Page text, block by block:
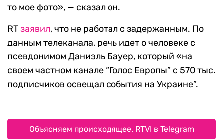
то мое фото», — сказал он.
RTзаявил, что не работал с задержанным. По
данным телеканала, речь идет о человеке с
псевдонимом Даниэль Бауер, который «на
своем частном канале “Голос Европы” с 570 тыс.
подписчиков освещал события на Украине”.
Объясняем происходящее. RTVI в Telegram